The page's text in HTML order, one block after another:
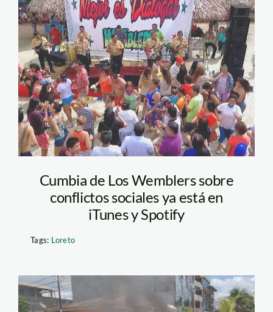
wemblers – mejor es
dialogar
Cumbia de Los Wemblers sobre
conflictos sociales ya está en
iTunes y Spotify
Tags: Loreto